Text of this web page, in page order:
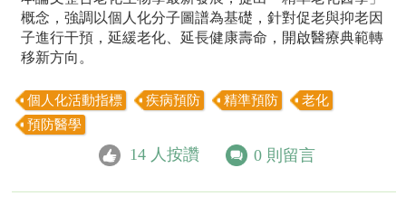
概念，強調以個人化分子圖譜為基礎，針對促老與抑老因
子進行干預，延緩老化、延長健康壽命，開啟醫療典範轉
移新方向。
個人化活動指標 疾病預防 精準預防
老化
預防醫學
14 人按讚 0 則留言